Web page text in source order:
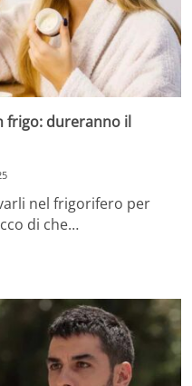
frigo: dureranno il
nel frigorifero per
di che…